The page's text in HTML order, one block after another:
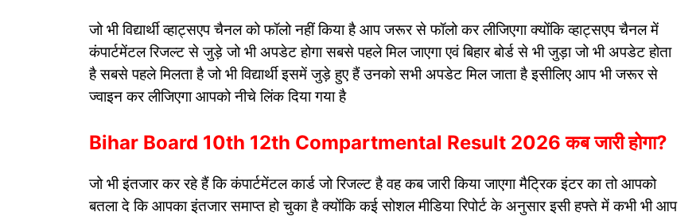
जो भी विद्यार्थी व्हाट्सएप चैनल को फॉलो नहीं किया है आप जरूर से फॉलो कर लीजिएगा क्योंकि व्हाट्सएप चैनल में
कंपार्टमेंटल रिजल्ट से जुड़े जो भी अपडेट होगा सबसे पहले मिल जाएगा एवं बिहार बोर्ड से भी जुड़ा जो भी अपडेट होता
है सबसे पहले मिलता है जो भी विद्यार्थी इसमें जुड़े हुए हैं उनको सभी अपडेट मिल जाता है इसीलिए आप भी जरूर से
ज्वाइन कर लीजिएगा आपको नीचे लिंक दिया गया है
Bihar Board 10th 12th Compartmental Result 2026 कब जारी होगा?
जो भी इंतजार कर रहे हैं कि कंपार्टमेंटल कार्ड जो रिजल्ट है वह कब जारी किया जाएगा मैट्रिक इंटर का तो आपको
बतला दे कि आपका इंतजार समाप्त हो चुका है क्योंकि कई सोशल मीडिया रिपोर्ट के अनुसार इसी हफ्ते में कभी भी आप